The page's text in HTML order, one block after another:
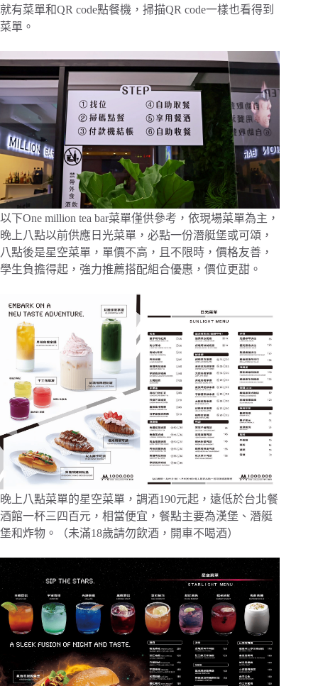
就有菜單和QR code點餐機，掃描QR code一樣也看得到
菜單。
以下One million tea bar菜單僅供參考，依現場菜單為主，
晚上八點以前供應日光菜單，必點一份潛艇堡或可頌，
八點後是星空菜單，單價不高，且不限時，價格友善，
學生負擔得起，強力推薦搭配組合優惠，價位更甜。
晚上八點菜單的星空菜單，調酒190元起，遠低於台北餐
酒館一杯三四百元，相當便宜，餐點主要為漢堡、潛艇
堡和炸物。（未滿18歲請勿飲酒，開車不喝酒）